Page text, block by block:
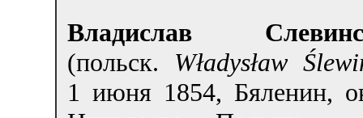
Владислав
(польск. Władysław
1 июня 1854, Бяленин,